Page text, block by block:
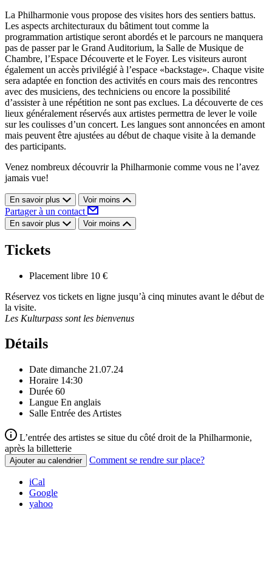
La Philharmonie vous propose des visites hors des sentiers battus.
Les aspects architecturaux du bâtiment tout comme la
programmation artistique seront abordés et le parcours ne manquera
pas de passer par le Grand Auditorium, la Salle de Musique de
Chambre, l’Espace Découverte et le Foyer. Les visiteurs auront
également un accès privilégié à l’espace «backstage». Chaque visite
sera adaptée en fonction des activités en cours mais des rencontres
avec des musiciens, des techniciens ou encore la possibilité
d’assister à une répétition ne sont pas exclues. La découverte de ces
lieux généralement réservés aux artistes permettra de lever le voile
sur les coulisses d’un concert. Les langues sont annoncées en amont
mais peuvent être ajustées au début de chaque visite à la demande
des participants.
Venez nombreux découvrir la Philharmonie comme vous ne l’avez
jamais vue!
En savoir plus Voir moins
Partager à un contact
En savoir plus Voir moins
Tickets
Placement libre 10 €
Réservez vos tickets en ligne jusqu’à cinq minutes avant le début de
la visite.
Les Kulturpass sont les bienvenus
Détails
Date dimanche 21.07.24
Horaire 14:30
Durée 60
Langue En anglais
Salle Entrée des Artistes
L’entrée des artistes se situe du côté droit de la Philharmonie,
après la billetterie
Ajouter au calendrier Comment se rendre sur place?
iCal
Google
yahoo